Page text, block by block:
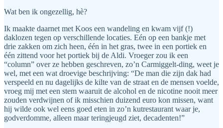
Wat ben ik ongezellig, hè?
Ik maakte daarnet met Koos een wandeling en kwam vijf (!)
daklozen tegen op verschillende locaties. Eén op een bankje met
drie zakken om zich heen, één in het gras, twee in een portiek en
één zittend voor het portiek bij de Aldi. Vroeger zou ik een
“column” over ze hebben geschreven, zo’n Carmiggelt-ding, weet je
wel, met een wat droevige beschrijving: “De man die zijn dak had
verspeeld en nu dagelijks de kilte van de straat en de mensen voelde,
vroeg mij met een stem waaruit de alcohol en de nicotine nooit meer
zouden verdwijnen of ik misschien duizend euro kon missen, want
hij wilde ook wel eens goed eten in zo’n kutrestaurant waar je,
godverdomme, alleen maar teringjeugd ziet, decadenten!”